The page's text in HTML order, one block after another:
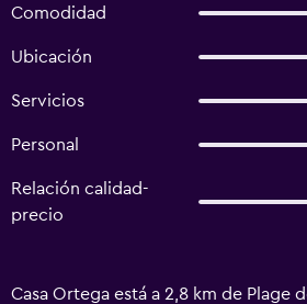
Comodidad
Ubicación
Servicios
Personal
Relación calidad-
precio
Casa Ortega está a 2,8 km de Plage